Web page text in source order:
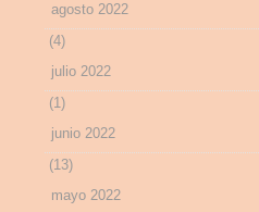
agosto 2022
(4)
julio 2022
(1)
junio 2022
(13)
mayo 2022